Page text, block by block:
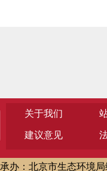
关于我们
建议意见
承办：北京市生态环境